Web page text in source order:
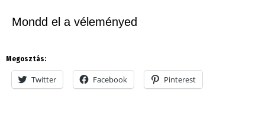
Mondd el a véleményed
Megosztás:
Twitter Facebook Pinterest